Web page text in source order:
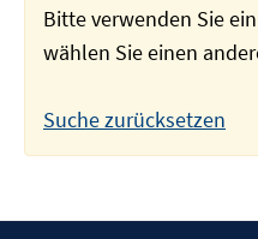
Bitte verwenden Sie
wählen Sie einen
Suche zurücksetzen